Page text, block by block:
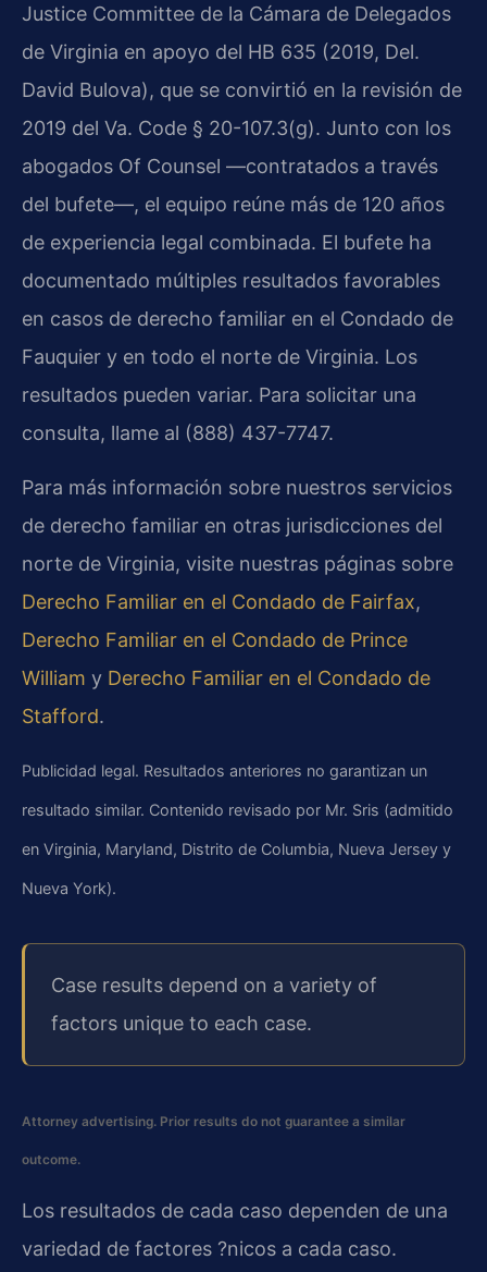
Justice Committee de la Cámara de Delegados
de Virginia en apoyo del HB 635 (2019, Del.
David Bulova), que se convirtió en la revisión de
2019 del Va. Code § 20-107.3(g). Junto con los
abogados Of Counsel —contratados a través
del bufete—, el equipo reúne más de 120 años
de experiencia legal combinada. El bufete ha
documentado múltiples resultados favorables
en casos de derecho familiar en el Condado de
Fauquier y en todo el norte de Virginia. Los
resultados pueden variar. Para solicitar una
consulta, llame al (888) 437-7747.
Para más información sobre nuestros servicios
de derecho familiar en otras jurisdicciones del
norte de Virginia, visite nuestras páginas sobre
Derecho Familiar en el Condado de Fairfax,
Derecho Familiar en el Condado de Prince
William y Derecho Familiar en el Condado de
Stafford.
Publicidad legal. Resultados anteriores no garantizan un
resultado similar. Contenido revisado por Mr. Sris (admitido
en Virginia, Maryland, Distrito de Columbia, Nueva Jersey y
Nueva York).
Case results depend on a variety of
factors unique to each case.
Attorney advertising. Prior results do not guarantee a similar
outcome.
Los resultados de cada caso dependen de una
variedad de factores ?nicos a cada caso.